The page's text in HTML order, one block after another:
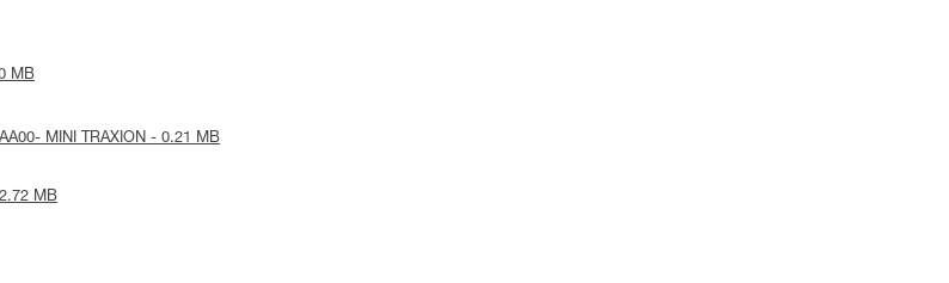
MB
MINI TRAXION - 0.21 MB
MB